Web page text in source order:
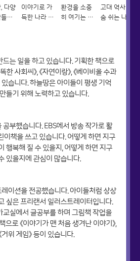
다양
의
이야기로 가
득한 나라 영
환경을 소중
히 여기는 나
고대 역사가
숨 쉬는 나라
는 일을 하고 있습니다. 기획한 책으로
한 사회씨》, 《자연이랑》, 《베이비올 수과
있습니다. 하늘땅은 아이들이 평생 기억
들기 위해 노력하고 있습니다.
공부했습니다. EBS에서 방송 작가로 활
이책을 쓰고 있습니다. 어떻게 하면 지구
행복해 질 수 있을지, 어떻게 하면 지구
있을지에 관심이 많습니다.
이션을 전공했습니다. 아이들처럼 상상
싶은 프리랜서 일러스트레이터입니다.
교실에서 글공부를 하며 그림책 작업을
으로 《이야기가 맨 처음 생겨난 이야기》,
거위 게임》 등이 있습니다.